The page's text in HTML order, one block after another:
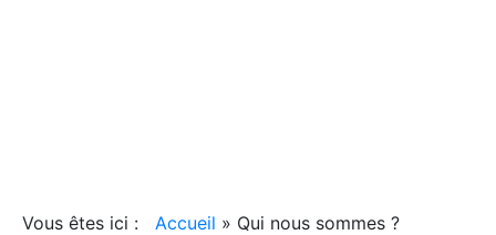
Vous êtes ici : Accueil » Qui nous sommes ?